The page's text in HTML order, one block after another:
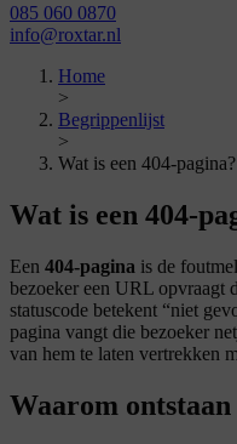
085 060 0870
info@roxtar.nl
Home
>
Begrippenlijst
>
Wat is een 404-pagina?
Wat is een 404-
Een 404-pagina is de
bezoeker een URL opvraagt
statuscode betekent “niet
pagina vangt die bezoeker
van hem te laten vertrekken
Waarom ontstaan